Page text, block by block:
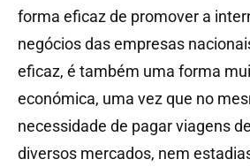
forma eficaz de promover a
negócios das empresas
eficaz, é também uma forma
económica, uma vez que no
necessidade de pagar viagens
diversos mercados, nem